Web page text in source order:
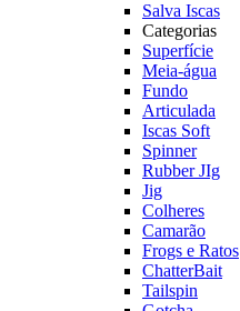
Salva Iscas
Categorias
Superfície
Meia-água
Fundo
Articulada
Iscas Soft
Spinner
Rubber JIg
Jig
Colheres
Camarão
Frogs e Ratos
ChatterBait
Tailspin